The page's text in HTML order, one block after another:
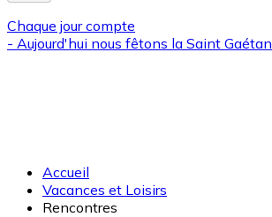
Chaque jour compte
- Aujourd'hui nous fêtons la Saint Gaétan
Accueil
Vacances et Loisirs
Rencontres